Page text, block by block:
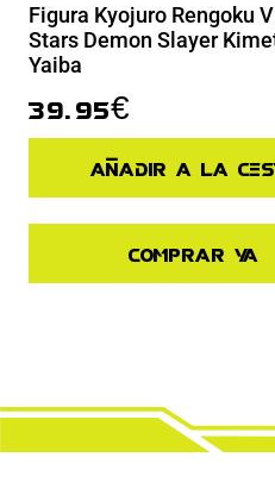
Figura Kyojuro Rengoku
Stars Demon Slayer
Yaiba
39.95€
Añadir a la
Comprar ya